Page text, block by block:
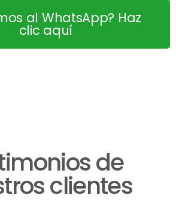
al WhatsApp? Haz
clic aquí
de
clientes